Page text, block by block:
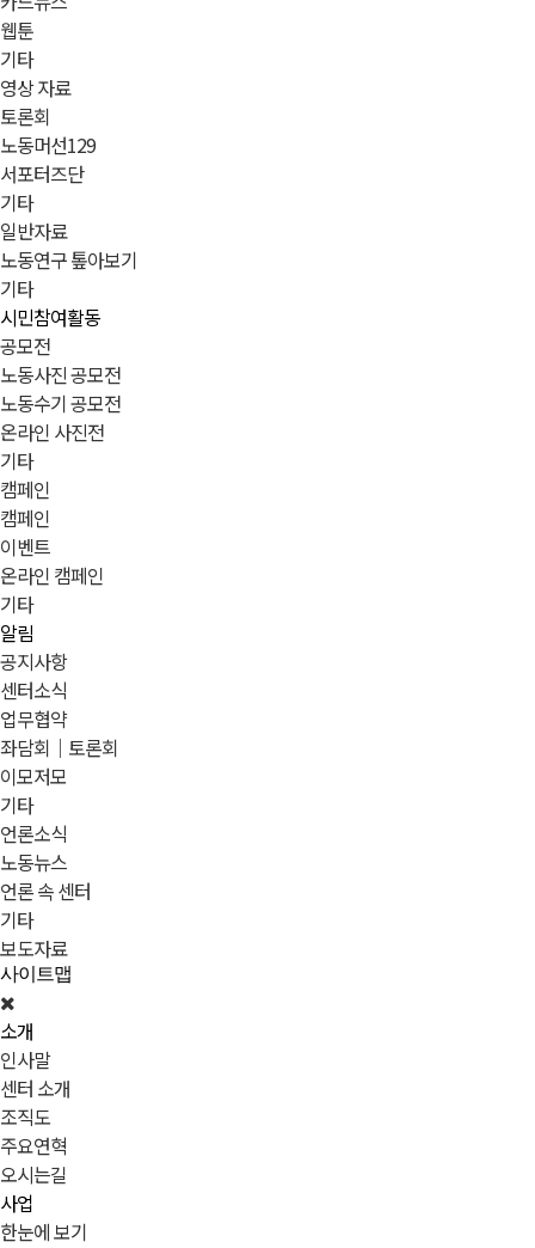
웹툰
기타
영상 자료
토론회
노동머선129
서포터즈단
기타
일반자료
노동연구 톺아보기
기타
시민참여활동
공모전
노동사진 공모전
노동수기 공모전
온라인 사진전
기타
캠페인
캠페인
이벤트
온라인 캠페인
기타
알림
공지사항
센터소식
업무협약
좌담회｜토론회
이모저모
기타
언론소식
노동뉴스
언론 속 센터
기타
보도자료
사이트맵
소개
인사말
센터 소개
조직도
주요연혁
오시는길
사업
한눈에 보기